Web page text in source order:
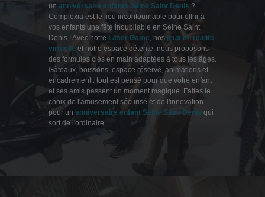
un anniversaire enfants Seine Saint Denis ?
Complexia est le lieu incontournable pour offrir à
vos enfants une fête inoubliable en Seine Saint
Denis ! Avec notre Laser Game , nos jeux en réalité
virtuelle et notre espace détente, nous proposons
des formules clés en main adaptées à tous les âges.
Gâteaux, boissons, espace réservé, animations et
encadrement : tout est pensé pour que votre enfant
et ses amis passent un moment magique. Faites le
choix de l'amusement sécurisé et de l'innovation
pour un anniversaire enfant Seine Saint Denis qui
sort de l'ordinaire.